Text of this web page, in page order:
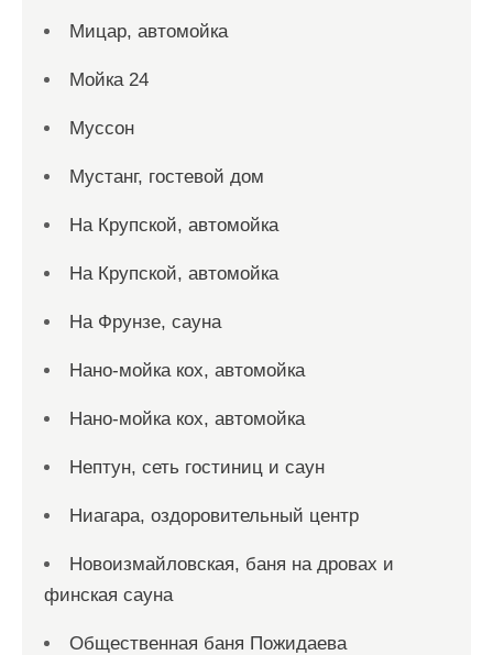
Мицар, автомойка
Мойка 24
Муссон
Мустанг, гостевой дом
На Крупской, автомойка
На Крупской, автомойка
На Фрунзе, сауна
Нано-мойка кох, автомойка
Нано-мойка кох, автомойка
Нептун, сеть гостиниц и саун
Ниагара, оздоровительный центр
Новоизмайловская, баня на дровах и
финская сауна
Общественная баня Пожидаева